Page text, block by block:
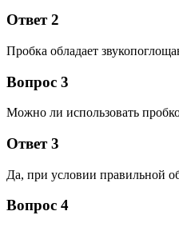
Ответ 2
Пробка обладает
Вопрос 3
Можно ли использовать
Ответ 3
Да, при условии правильной
Вопрос 4